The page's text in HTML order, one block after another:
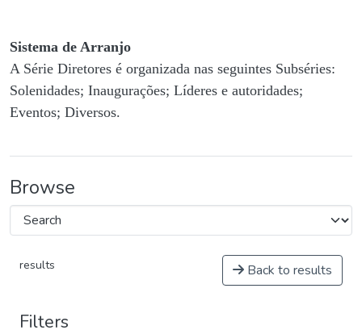
Sistema de Arranjo
A Série Diretores é organizada nas seguintes Subséries:
Solenidades; Inaugurações; Líderes e autoridades;
Eventos; Diversos.
Browse
results Back to results
Filters